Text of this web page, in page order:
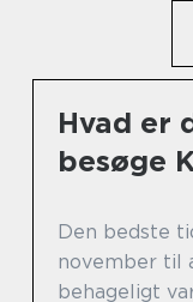
Hvad er
besøge
Den bedste
november til
behageligt